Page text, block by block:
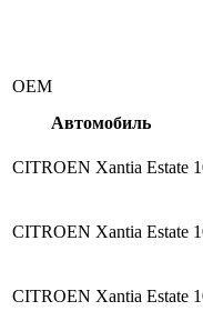
ОЕМ
Автомобиль
CITROEN Xantia Estate
CITROEN Xantia Estate
CITROEN Xantia Estate